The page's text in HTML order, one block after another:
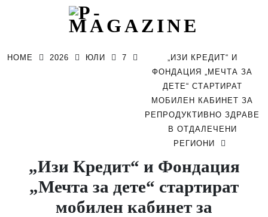
HOME 2026 ЮЛИ 7
„ИЗИ КРЕДИТ“ И
ФОНДАЦИЯ „МЕЧТА ЗА
ДЕТЕ“ СТАРТИРАТ
МОБИЛЕН КАБИНЕТ ЗА
РЕПРОДУКТИВНО ЗДРАВЕ
В ОТДАЛЕЧЕНИ
РЕГИОНИ
„Изи Кредит“ и Фондация
„Мечта за дете“ стартират
мобилен кабинет за